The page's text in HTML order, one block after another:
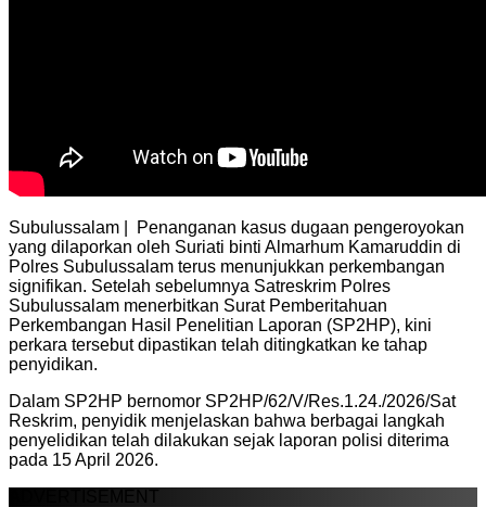
Subulussalam | Penanganan kasus dugaan pengeroyokan
yang dilaporkan oleh Suriati binti Almarhum Kamaruddin di
Polres Subulussalam terus menunjukkan perkembangan
signifikan. Setelah sebelumnya Satreskrim Polres
Subulussalam menerbitkan Surat Pemberitahuan
Perkembangan Hasil Penelitian Laporan (SP2HP), kini
perkara tersebut dipastikan telah ditingkatkan ke tahap
penyidikan.
Dalam SP2HP bernomor SP2HP/62/V/Res.1.24./2026/Sat
Reskrim, penyidik menjelaskan bahwa berbagai langkah
penyelidikan telah dilakukan sejak laporan polisi diterima
pada 15 April 2026.
ADVERTISEMENT